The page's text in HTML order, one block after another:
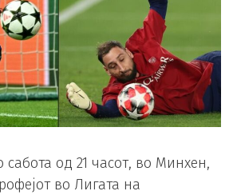
од 21 часот, во Минхен,
во Лигата на